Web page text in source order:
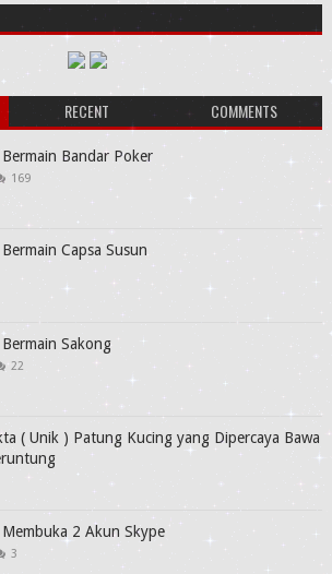
RECENT COMMENTS
Bermain Bandar Poker
169
Capsa Susun
Sakong
22
( Unik ) Patung Kucing yang Dipercaya Bawa
Membuka 2 Akun Skype
3